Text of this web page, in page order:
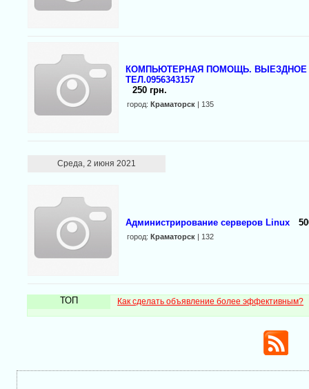
КOМПЬЮТЕРНАЯ ПОМОЩЬ. ВЫЕЗДНОЕ
ТЕЛ.0956343157
250 грн.
город: Краматорск | 135
Среда, 2 июня 2021
Администрирование серверов Linux
город: Краматорск | 132
ТОП Как сделать объявление более эффективным?